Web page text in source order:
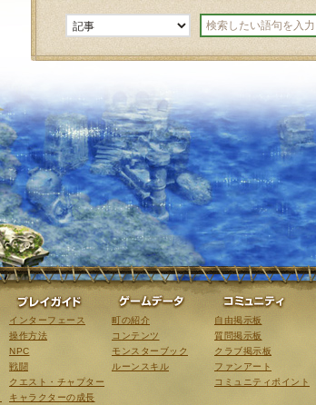
ゲーム紹介 プレイガイド
インターフェース
操作方法
NPC
戦闘
クエスト・チャプター
キャラクターの成長
ゲームデータ
町の紹介
コンテンツ
モンスターブック
ルーンスキル
自由掲示板
質問掲示板
クラブ掲示板
ファンアート
コミュニティポイント